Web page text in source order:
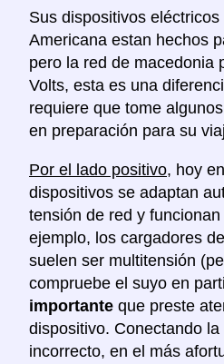
Sus dispositivos
Americana estan hechos
pero la red de macedonia
Volts, esta es una
requiere que tome
en preparación para su
Por el lado positivo, hoy
dispositivos se adaptan
tensión de red y
ejemplo, los cargadores
suelen ser multitensión
compruebe el suyo en
importante que preste
dispositivo. Conectando
incorrecto, en el más